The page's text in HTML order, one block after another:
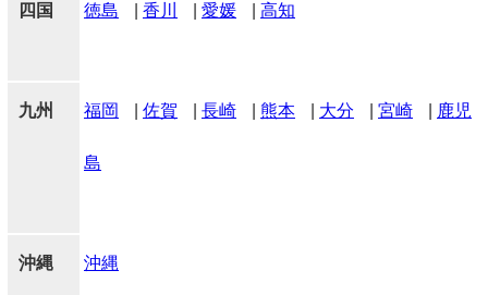
四国 徳島 香川 愛媛 高知
九州 福岡 佐賀 長崎 熊本 大分 宮崎 鹿児
島
沖縄 沖縄